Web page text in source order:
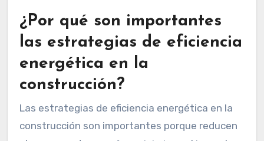
¿Por qué son importantes
las estrategias de eficiencia
energética en la
construcción?
Las estrategias de eficiencia energética en la
construcción son importantes porque reducen